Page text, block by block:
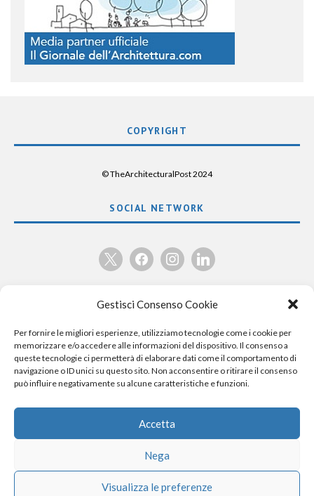
Gestisci Consenso Cookie
Per fornire le migliori esperienze, utilizziamo tecnologie come i cookie per
memorizzare e/o accedere alle informazioni del dispositivo. Il consenso a
queste tecnologie ci permetterà di elaborare dati come il comportamento di
navigazione o ID unici su questo sito. Non acconsentire o ritirare il consenso
può influire negativamente su alcune caratteristiche e funzioni.
Accetta
Nega
Visualizza le preferenze
COPYRIGHT
© TheArchitecturalPost 2024
SOCIAL NETWORK
x facebookinstagramlinkedin